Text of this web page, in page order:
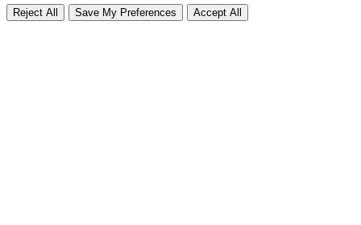
Reject All Save My Preferences Accept All